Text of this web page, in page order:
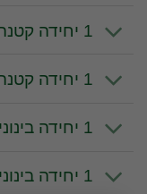
1 יחידה קטנה כולל פסולת
1 יחידה קטנה ללא פסולת
1 יחידה בינונית כולל פסולת
1 יחידה בינונית ללא פסולת